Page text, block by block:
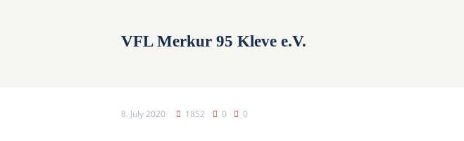
VFL Merkur 95 Kleve e.V.
8. July 2020 1852 0 0